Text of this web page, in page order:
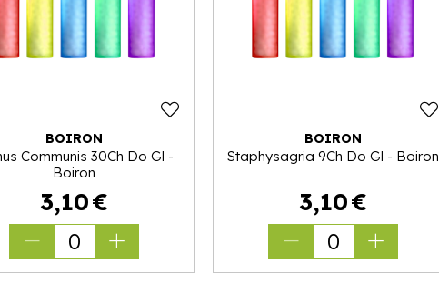
BOIRON
Communis 30Ch Do Gl -
Boiron
3,10€
0
BOIRON
Staphysagria 9Ch Do Gl - Boiron
3,10€
0